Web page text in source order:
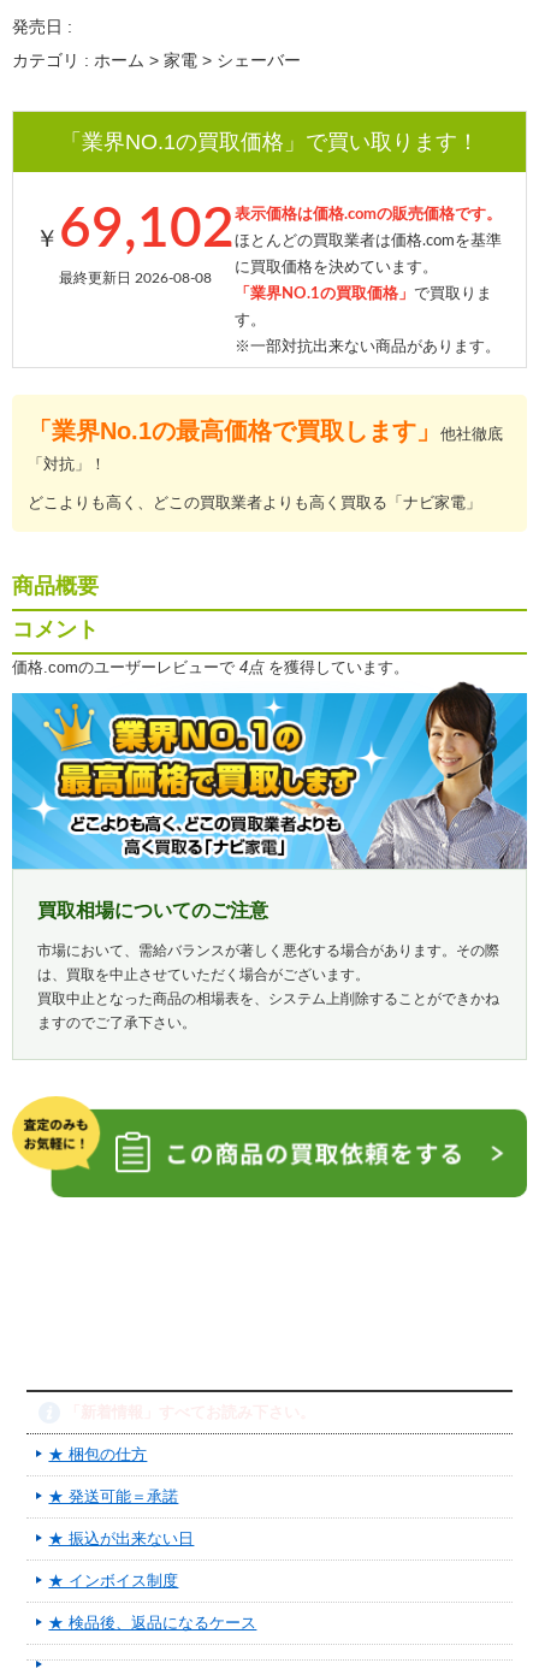
発売日 :
カテゴリ : ホーム > 家電 > シェーバー
「業界NO.1の買取価格」で買い取ります！
￥ 69,102
最終更新日 2026-08-08
表示価格は価格.comの販売価格です。
ほとんどの買取業者は価格.comを基準
に買取価格を決めています。
「業界NO.1の買取価格」 で買取りま
す。
※一部対抗出来ない商品があります。
「業界No.1の最高価格で買取します」
他社徹底
「対抗」！
どこよりも高く、どこの買取業者よりも高く買取る「ナビ家電」
商品概要
コメント
価格.comのユーザーレビューで 4点を獲得しています。
買取相場についてのご注意
市場において、需給バランスが著しく悪化する場合があります。その際
は、買取を中止させていただく場合がございます。
買取中止となった商品の相場表を、システム上削除することができかね
ますのでご了承下さい。
★ 梱包の仕方
★ 発送可能＝承諾
★ 振込が出来ない日
★ インボイス制度
★ 検品後、返品になるケース